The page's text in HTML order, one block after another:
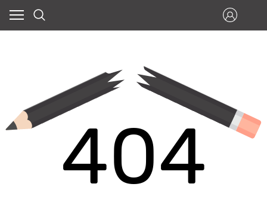
404